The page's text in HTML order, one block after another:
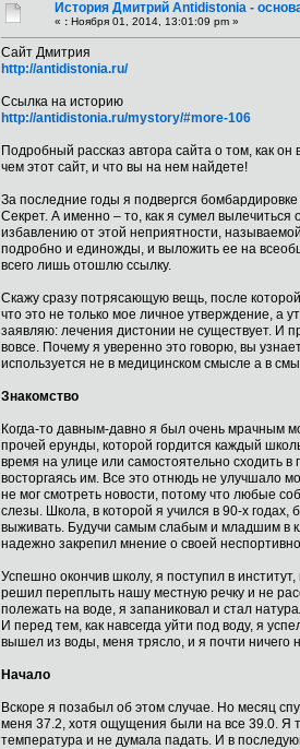
История Дмитрий Antidistonia -
« : Ноября 01, 2014, 13:01:09 pm »
Сайт Дмитрия
http://antidistonia.ru/
Ссылка на историю
http://antidistonia.ru/mystory/#more-106
Подробный рассказ автора сайта о том, как он
чем этот сайт, и что вы на нем найдете!
За последние годы я подвергся
Секрет. А именно – то, как я сумел
избавлению от этой неприятности,
подробно и единожды, и выложить ее на
всего лишь отошлю ссылку.
Скажу сразу потрясающую вещь, после
что это не только мое личное утверждение, а
заявляю: лечения дистонии не существует. И
вовсе. Почему я уверенно это говорю, вы
используется не в медицинском смысле а в
Знакомство
Когда-то давным-давно я был очень мрачным
прочей ерунды, которой гордится каждый
время на улице или самостоятельно сходить
восторгаясь им. Все это отнюдь не улучшало
не мог смотреть новости, потому что любые
слезы. Школа, в которой я учился в 90-х
выживать. Будучи самым слабым и младшим в
надежно закрепил мнение о своей
Успешно окончив школу, я поступил в
решил переплыть нашу местную речку и не
полежать на воде, я запаниковал и стал
И перед тем, как навсегда уйти под воду, я
вышел из воды, меня трясло, и я почти ничего
Начало
Вскоре я позабыл об этом случае. Но месяц
меня 37.2, хотя ощущения были на все 39.0. Я
температура и не думала падать. И в